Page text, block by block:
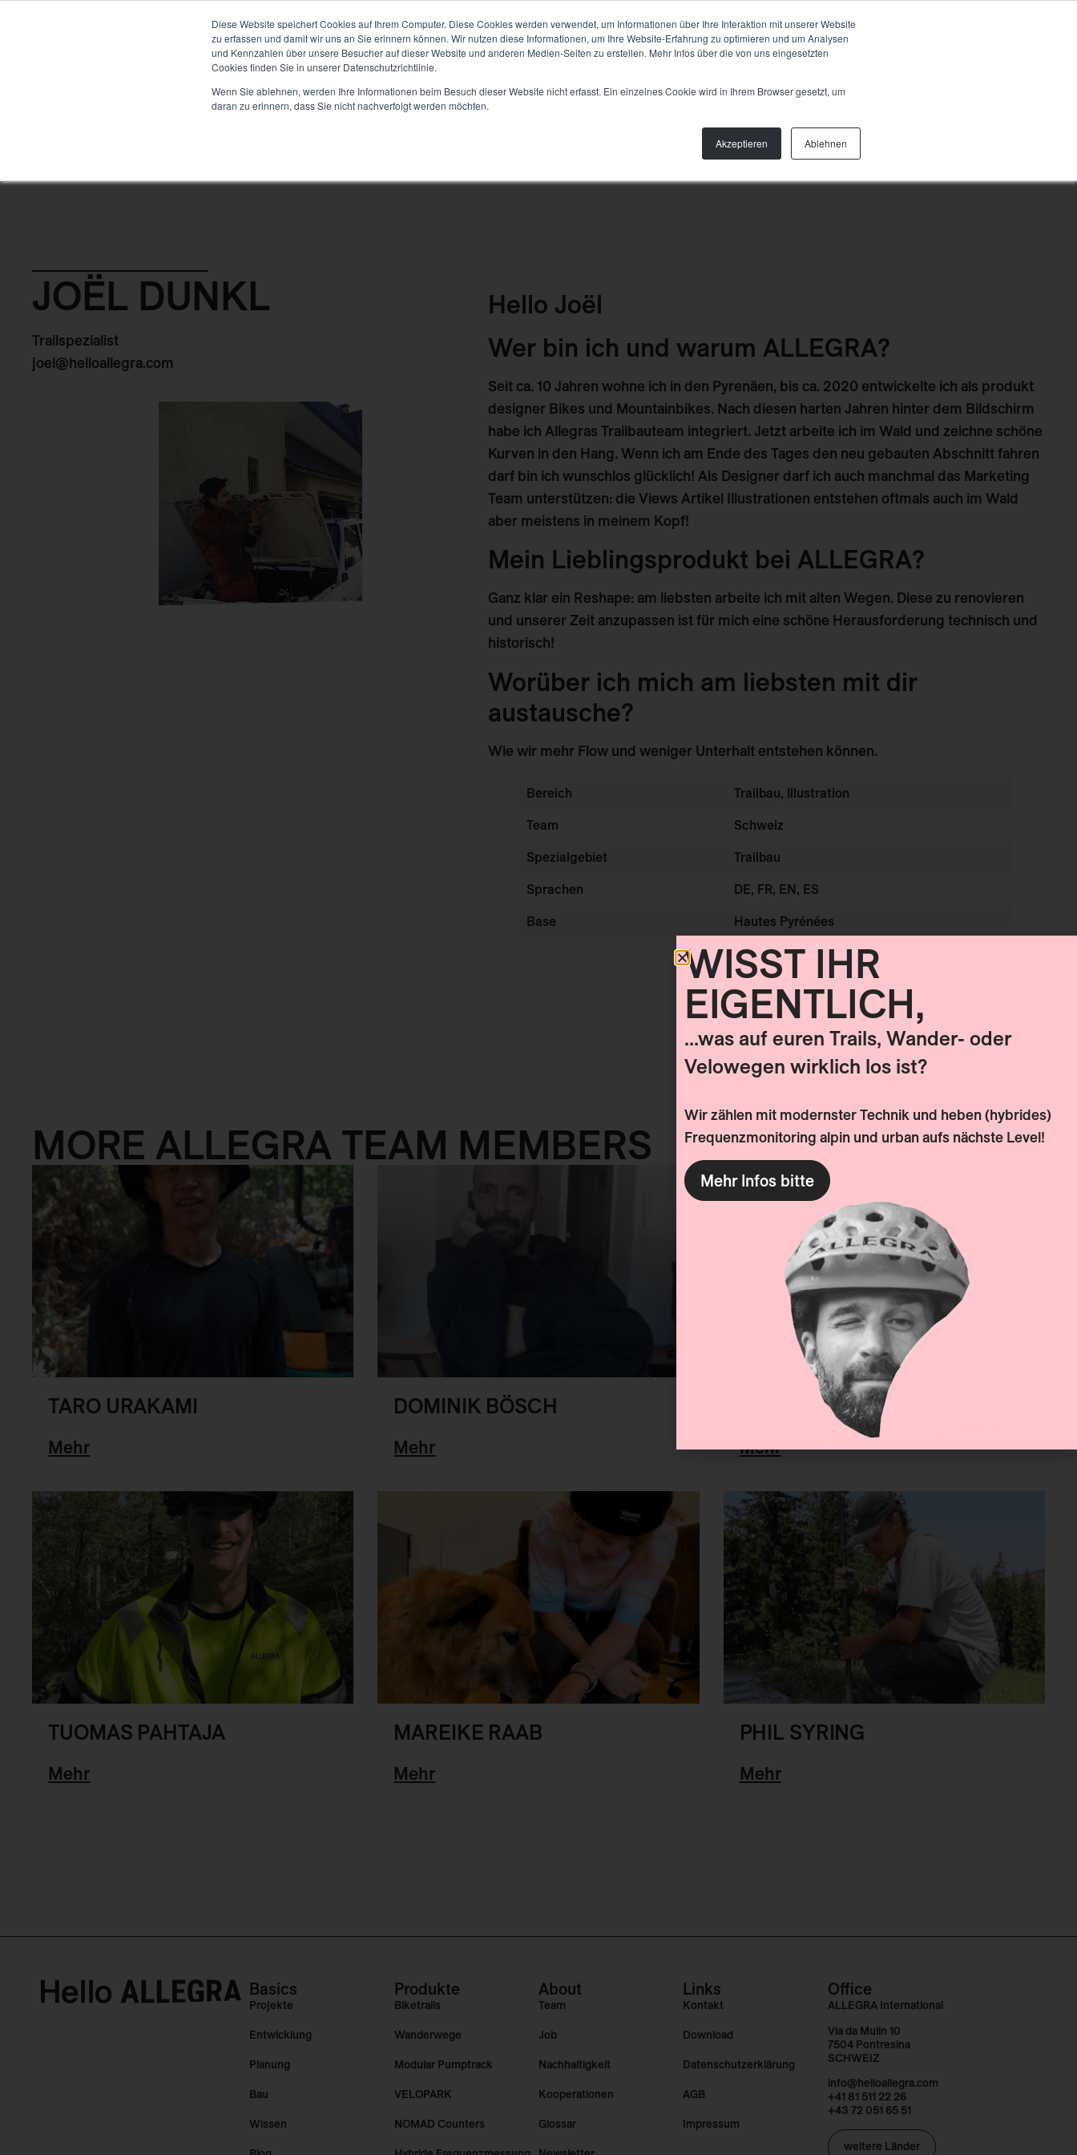
Diese Website speichert Cookies auf Ihrem Computer. Diese Cookies werden verwendet, um Informationen über Ihre Interaktion mit unserer Website
zu erfassen und damit wir uns an Sie erinnern können. Wir nutzen diese Informationen, um Ihre Website-Erfahrung zu optimieren und um Analysen
und Kennzahlen über unsere Besucher auf dieser Website und anderen Medien-Seiten zu erstellen. Mehr Infos über die von uns eingesetzten
Cookies finden Sie in unserer Datenschutzrichtlinie.
Wenn Sie ablehnen, werden Ihre Informationen beim Besuch dieser Website nicht erfasst. Ein einzelnes Cookie wird in Ihrem Browser gesetzt, um
daran zu erinnern, dass Sie nicht nachverfolgt werden möchten.
Akzeptieren Ablehnen
ENTWICKLUNG PLANUNG BAU WISSEN PRODUKTE ABOUT Talk to us
JOËL DUNKL
Trailspezialist
joel@helloallegra.com
Hello Joël
Wer bin ich und warum ALLEGRA?
Seit ca. 10 Jahren wohne ich in den Pyrenäen, bis ca. 2020 entwickelte ich als produkt
designer Bikes und Mountainbikes. Nach diesen harten Jahren hinter dem Bildschirm
habe ich Allegras Trailbauteam integriert. Jetzt arbeite ich im Wald und zeichne schöne
Kurven in den Hang. Wenn ich am Ende des Tages den neu gebauten Abschnitt fahren
darf bin ich wunschlos glücklich! Als Designer darf ich auch manchmal das Marketing
Team unterstützen: die Views Artikel Illustrationen entstehen oftmals auch im Wald
aber meistens in meinem Kopf!
Mein Lieblingsprodukt bei ALLEGRA?
Ganz klar ein Reshape: am liebsten arbeite ich mit alten Wegen. Diese zu renovieren
und unserer Zeit anzupassen ist für mich eine schöne Herausforderung technisch und
historisch!
Worüber ich mich am liebsten mit dir
austausche?
Wie wir mehr Flow und weniger Unterhalt entstehen können.
Bereich
Trailbau, Illustration
Team
Schweiz
Spezialgebiet
Trailbau
Sprachen
DE, FR, EN, ES
Base
Hautes Pyrénées
MORE ALLEGRA TEAM MEMBERS
TARO URAKAMI
Mehr
DOMINIK BÖSCH
Mehr
MIKKO SAARINEN
Mehr
TUOMAS PAHTAJA
Mehr
MAREIKE RAAB
Mehr
PHIL SYRING
Mehr
Basics
Projekte
Entwicklung
Planung
Bau
Wissen
Produkte
Biketrails
Wanderwege
Modular Pumptrack
VELOPARK
NOMAD Counters
About
Team
Job
Nachhaltigkeit
Kooperationen
Glossar
Links
Kontakt
Download
Datenschutzerklärung
AGB
Impressum
Office
ALLEGRA International
Via da Mulin 10
7504 Pontresina
SCHWEIZ
info@helloallegra.com
+41 81 511 22 26
+43 72 051 65 51
weitere Länder
WISST IHR
EIGENTLICH,
...was auf euren Trails, Wander- oder
Velowegen wirklich los ist?
Wir zählen mit modernster Technik und heben (hybrides)
Frequenzmonitoring alpin und urban aufs nächste Level!
Mehr Infos bitte